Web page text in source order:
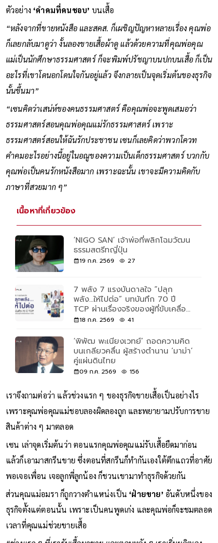
ตัวอย่าง ‘คำคมที่คนชอบ’ บนเสื้อ
“หลังจากที่ขายหนังสือ และสคส. ก็เผชิญปัญหาหลายเรื่อง คุณพ่อ
ก็เลยกลับมาดูว่า งั้นลองขายเสื้อผ้าดู แล้วด้วยความที่คุณพ่อคุณ
แม่เป็นนักศึกษาธรรมศาสตร์ ก็จะพิมพ์ปรัชญาบนปกบนเสื้อ ก็เป็น
อะไรที่เขาโดนอกโดนใจกันอยู่แล้ว จึงกลายเป็นจุดเริ่มต้นของธุรกิจ
นั้นขึ้นมา”
“เซนคิดว่าเสน่ห์ของคนธรรมศาสตร์ คือคุณพ่อจะพูดเสมอว่า
ธรรมศาสตร์สอนคุณพ่อคุณแม่รักธรรมศาสตร์ เพราะ
ธรรมศาสตร์สอนให้ฉันรักประชาชน เซนก็เลยคิดว่าพวกโควท
คำคมอะไรอย่างนี้อยู่ในอณูของความเป็นเด็กธรรมศาสตร์ บวกกับ
คุณพ่อเป็นคนรักหนังสือมาก เพราะฉะนั้น เขาจะมีความคิดกับ
ภาษาที่สวยมาก ๆ”
เนื้อหาที่เกี่ยวข้อง
‘NIGO SAN’ เจ้าพ่อที่พลิกโฉมวัฒน
ธรรมสตรีทญี่ปุ่น
19 ก.ค. 2569 27
7 พลัง 7 แรงบันดาลใจ “ปลุก
พลัง...ให้ไปต่อ” บทบันทึก 70 ปี
TCP ผ่านเรื่องจริงของผู้ที่ขับเคลื่อน
ด้วยพลังและความเชื่อ
18 ก.ค. 2569 41
‘พิพัฒ พะเนียงเวทย์’ ถอดความคิด
บนเกลียวคลื่น ผู้สร้างตำนาน ‘มาม่า’
คู่แผ่นดินไทย
09 ก.ค. 2569 156
เราจึงถามต่อว่า แล้วช่วงแรก ๆ ของธุรกิจขายเสื้อเป็นอย่างไร
เพราะคุณพ่อคุณแม่ชอบลองผิดลองถูก และพยายามปรับการขาย
สินค้าต่าง ๆ มาตลอด
เซน เล่าจุดเริ่มต้นว่า ตอนแรกคุณพ่อคุณแม่รับเสื้อยืดมาก่อน
แล้วก็เอามาสกรีนขาย ซึ่งตอนที่สกรีนก็ทำกันเองใต้ตึกแถวที่อาศัย
พอเจอเพื่อน เจอลูกพี่ลูกน้อง ก็ชวนเขามาทำธุรกิจด้วยกัน
ส่วนคุณแม่อมรา ก็ถูกวางตำแหน่งเป็น ‘ฝ่ายขาย’ อันดับหนึ่งของ
ธุรกิจตั้งแต่ตอนนั้น เพราะเป็นคนพูดเก่ง และคุณพ่อก็จะชมตลอด
เวลาที่คุณแม่ช่วยขายเสื้อ